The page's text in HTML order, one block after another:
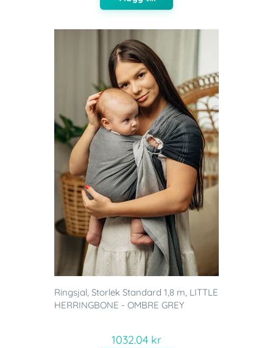
Ringsjal, Storlek Standard 1,8 m, LITTLE
HERRINGBONE - OMBRE GREY
1032.04 kr